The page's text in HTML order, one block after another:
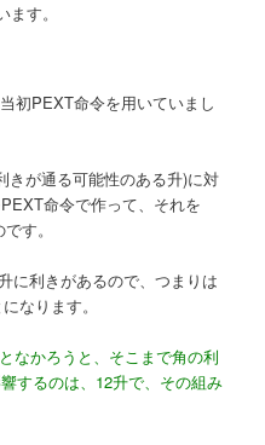
す。
初PEXT命令を用いていまし
きが通る可能性のある升)に対
命令で作って、それを
す。
に利きがあるので、つまりは
なります。
なかろうと、そこまで角の利
するのは、12升で、その組み